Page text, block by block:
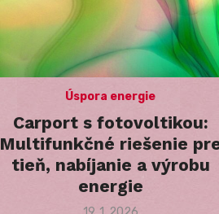
Úspora energie
Carport s fotovoltikou:
Multifunkčné riešenie
tieň, nabíjanie a výrobu
energie